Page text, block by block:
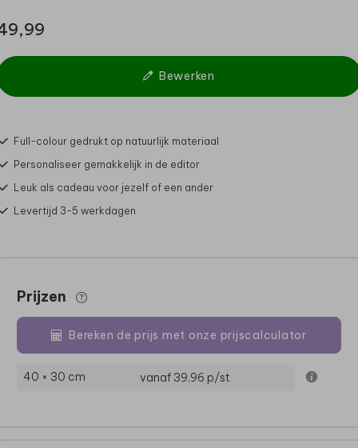
Bewerken
Full-colour gedrukt op natuurlijk materiaal
Personaliseer gemakkelijk in de editor
Leuk als cadeau voor jezelf of een ander
Levertijd 3-5 werkdagen
Prijzen
Bereken de prijs met onze prijscalculator
40 × 30 cm vanaf 39,96 p/st